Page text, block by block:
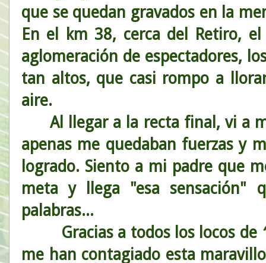
que se quedan gravados en la
En el km 38, cerca del Retiro,
aglomeración de espectadores,
tan altos, que casi rompo a
aire.
Al llegar a la recta final, vi a
apenas me quedaban fuerzas y
logrado. Siento a mi padre que
meta y llega "esa sensación"
palabras...
Gracias a todos los locos de
me han contagiado esta